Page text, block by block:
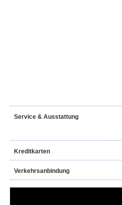
Service & Ausstattung
Kreditkarten
Verkehrsanbindung